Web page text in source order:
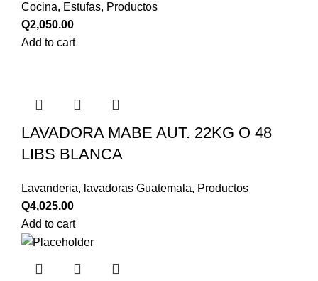
Cocina, Estufas, Productos
Q2,050.00
Add to cart
LAVADORA MABE AUT. 22KG O 48
LIBS BLANCA
Lavanderia, lavadoras Guatemala, Productos
Q4,025.00
Add to cart